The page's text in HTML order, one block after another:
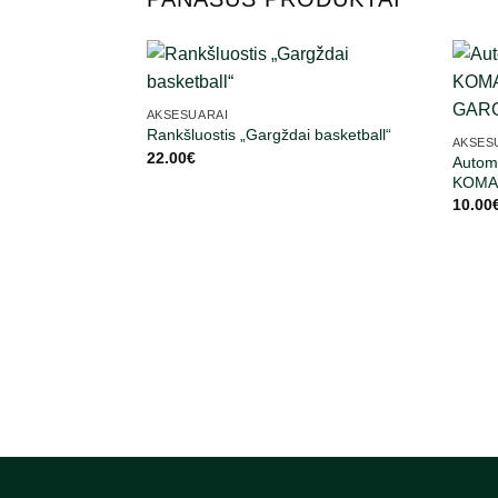
AKSESUARAI
Rankšluostis „Gargždai basketball“
22.00€
10.00